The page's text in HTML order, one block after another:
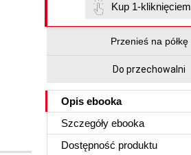
Kup 1-kliknięciem
Przenieś na półkę
Do przechowalni
Opis ebooka
Szczegóły ebooka
Dostępność produktu